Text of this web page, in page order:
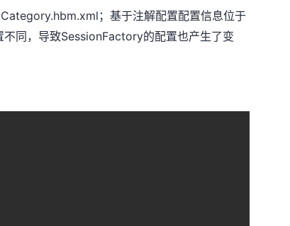
Category.hbm.xml；基于注解配置配置信息位于
不同，导致SessionFactory的配置也产生了变